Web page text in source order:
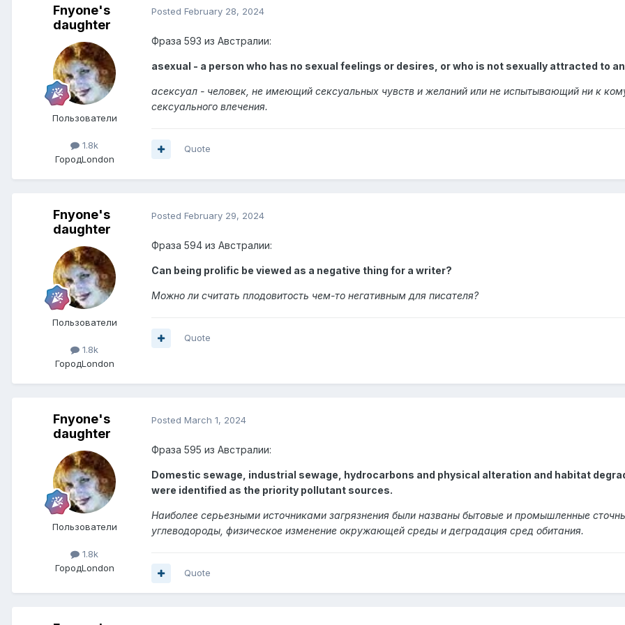
Fnyone's
daughter
Пользователи
1.8k
ГородLondon
Posted February 28, 2024
Фраза 593 из Австралии:
asexual - a person who has no sexual feelings or desires, or who is not sexually attracted to
асексуал - человек, не имеющий сексуальных чувств и желаний или не испытывающий ни к
сексуального влечения.
Quote
Fnyone's
daughter
Пользователи
1.8k
ГородLondon
Posted February 29, 2024
Фраза 594 из Австралии:
Can being prolific be viewed as a negative thing for a writer?
Можно ли считать плодовитость чем-то негативным для писателя?
Quote
Fnyone's
daughter
Пользователи
1.8k
ГородLondon
Posted March 1, 2024
Фраза 595 из Австралии:
Domestic sewage, industrial sewage, hydrocarbons and physical alteration and habitat
were identified as the priority pollutant sources.
Наиболее серьезными источниками загрязнения были названы бытовые и промышленные
углеводороды, физическое изменение окружающей среды и деградация сред обитания.
Quote